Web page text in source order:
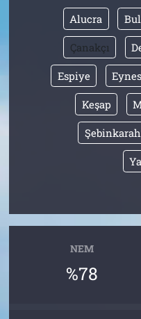
Alucra
Çanakçı
Espiye
Keşap
NEM
%78